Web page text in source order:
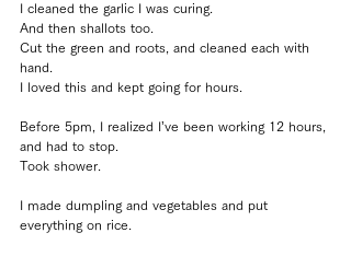
I cleaned the garlic I was curing.
And then shallots too.
Cut the green and roots, and cleaned each with
hand.
I loved this and kept going for hours.
Before 5pm, I realized I’ve been working 12 hours,
and had to stop.
Took shower.
I made dumpling and vegetables and put
everything on rice.